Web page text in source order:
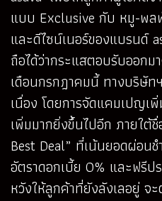
แบบ Exclusive กับ หมู-พล
และดีไซน์เนอร์ของแบรนด์
ถือได้ว่ากระแสตอบรับออกม
เดือนกรกฎาคมนี้ ทางบริษัท
เนื่อง โดยการจัดแคมเปญเ
เพิ่มมากยิ่งขึ้นไปอีก ภายใต้
Best Deal” ที่เน้นยอดผ่อน
อัตราดอกเบี้ย O% และฟรี
หวังให้ลูกค้าที่ยังลังเลอยู่ จ